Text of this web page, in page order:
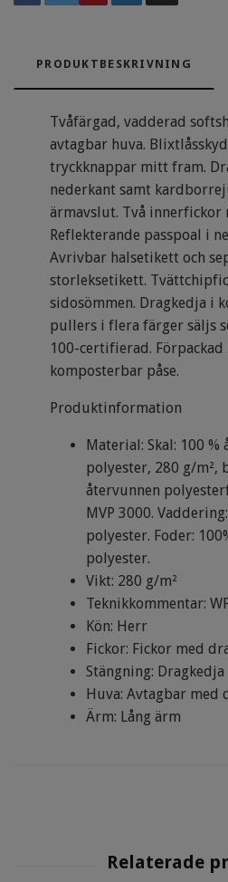
PRODUKTBESKRIVNING
Tvåfärgad, vadderad
avtagbar huva.
tryckknappar mitt fram.
nederkant samt
ärmavslut. Två innerfickor
Reflekterande passpoal i
Avrivbar halsetikett och
storleksetikett.
sidosömmen. Dragkedja i
pullers i flera färger säljs
100-certifierad. Förpackad
komposterbar påse.
Produktinformation
Material: Skal: 100 %
polyester, 280 g/m²,
återvunnen
MVP 3000.
polyester. Foder:
polyester.
Vikt: 280 g/m²
Teknikkommentar:
Kön: Herr
Fickor: Fickor med
Stängning: Dragkedja
Huva: Avtagbar med
Ärm: Lång ärm